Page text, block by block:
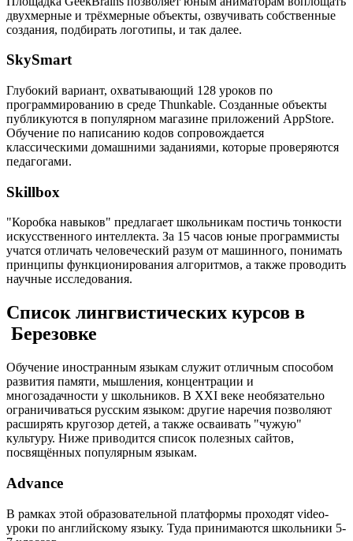
двухмерные и трёхмерные объекты, озвучивать собственные
создания, подбирать логотипы, и так далее.
SkySmart
Глубокий вариант, охватывающий 128 уроков по
программированию в среде Thunkable. Созданные объекты
публикуются в популярном магазине приложений AppStore.
Обучение по написанию кодов сопровождается
классическими домашними заданиями, которые проверяются
педагогами.
Skillbox
"Коробка навыков" предлагает школьникам постичь тонкости
искусственного интеллекта. За 15 часов юные программисты
учатся отличать человеческий разум от машинного, понимать
принципы функционирования алгоритмов, а также проводить
научные исследования.
Список лингвистических курсов в
Березовке
Обучение иностранным языкам служит отличным способом
развития памяти, мышления, концентрации и
многозадачности у школьников. В XXI веке необязательно
ограничиваться русским языком: другие наречия позволяют
расширять кругозор детей, а также осваивать "чужую"
культуру. Ниже приводится список полезных сайтов,
посвящённых популярным языкам.
Advance
В рамках этой образовательной платформы проходят video-
уроки по английскому языку. Туда принимаются школьники 5-